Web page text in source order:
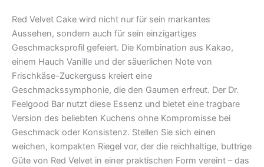
Red Velvet Cake wird nicht nur für sein markantes
Aussehen, sondern auch für sein einzigartiges
Geschmacksprofil gefeiert. Die Kombination aus Kakao,
einem Hauch Vanille und der säuerlichen Note von
Frischkäse-Zuckerguss kreiert eine
Geschmackssymphonie, die den Gaumen erfreut. Der Dr.
Feelgood Bar nutzt diese Essenz und bietet eine tragbare
Version des beliebten Kuchens ohne Kompromisse bei
Geschmack oder Konsistenz. Stellen Sie sich einen
weichen, kompakten Riegel vor, der die reichhaltige, buttrige
Güte von Red Velvet in einer praktischen Form vereint – das